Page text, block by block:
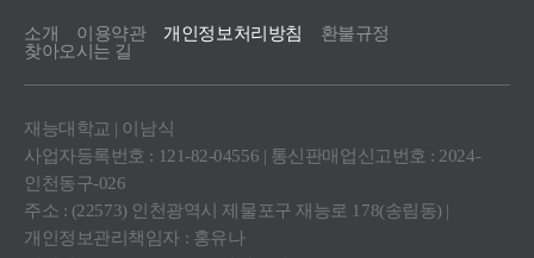
소개 이용약관 개인정보처리방침
환불규정
찾아오시는 길
재능대학교 | 이남식
사업자등록번호 : 121-82-04556 | 통신판매업신고번호 : 2024-
인천동구-026
주소 : (22573) 인천광역시 제물포구 재능로 178(송림동) |
개인정보관리책임자 : 홍유나